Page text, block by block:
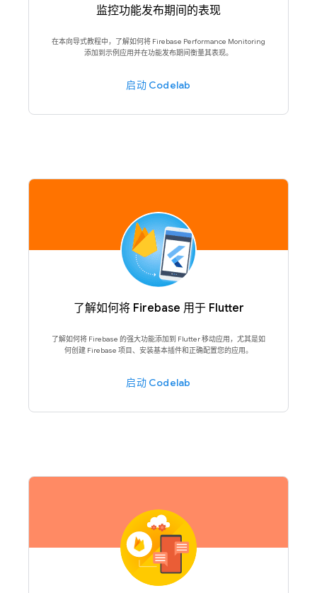
监控功能发布期间的表现
在本向导式教程中，了解如何将 Firebase Performance Monitoring
添加到示例应用并在功能发布期间衡量其表现。
启动 Codelab
了解如何将 Firebase 用于 Flutter
了解如何将 Firebase 的强大功能添加到 Flutter 移动应用，尤其是如
何创建 Firebase 项目、安装基本插件和正确配置您的应用。
启动 Codelab